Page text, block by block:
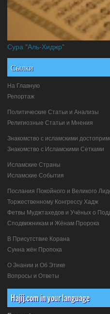
Сура "Аль-Хиджр"
Сылки
На Главную
Репортаж
Политические Статьи и Анализы
Религиозные Статьи и Мнения
Знакомство с исламскими
Знакомство с Исламскими Сетками
Исламские Страны
Исламские События
Послания Покойного и Великого
Торжественному Конгрессу Хадж
Фетвы Муджтахедов и Учёных о
Сподвижникам и Жёнам Пророка
В Присутствие Корана
Сунна жён Пропока
О Знании и Об Этике
Вопросы и Ответы
Hajij.com in your language